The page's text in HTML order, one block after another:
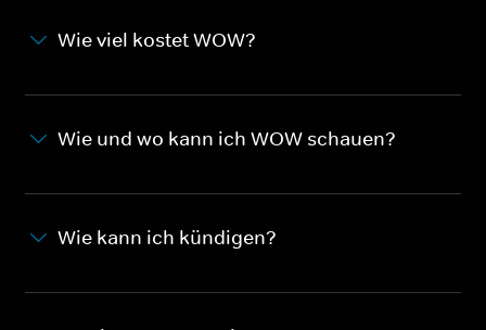
Wie viel kostet WOW?
Wie und wo kann ich WOW schauen?
Wie kann ich kündigen?